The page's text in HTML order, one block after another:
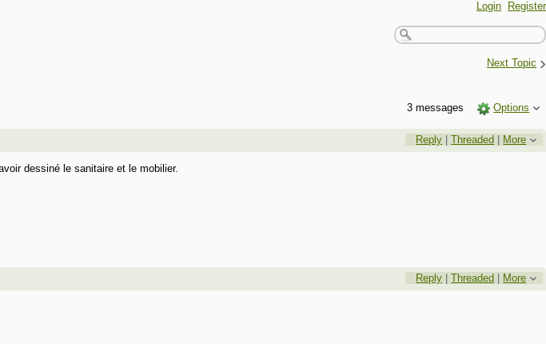
Login Register
Next Topic ›
3 messages Options
Reply |Threaded More
dessiné le sanitaire et le mobilier.
Reply |Threaded More